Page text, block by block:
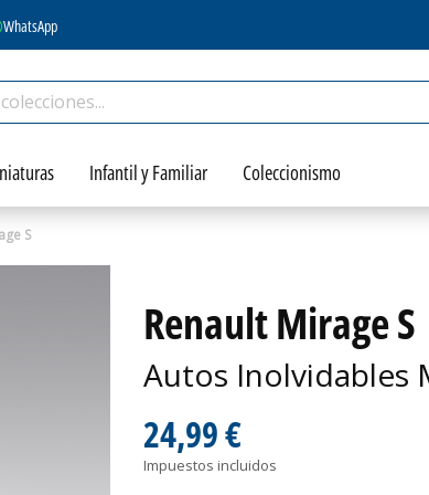
WhatsApp
Infantil y Familiar Coleccionismo
S
Renault Mirage S
Autos Inolvidables
24,99 €
Impuestos incluidos